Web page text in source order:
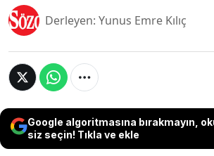
Derleyen: Yunus Emre Kılıç
Google algoritmasına bırakmayın,
siz seçin! Tıkla ve ekle